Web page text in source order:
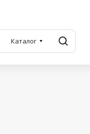
Каталог